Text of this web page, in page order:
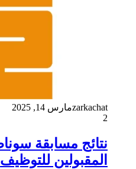
zarkachatمارس 14, 2025
2
المقبولين للتوظيف